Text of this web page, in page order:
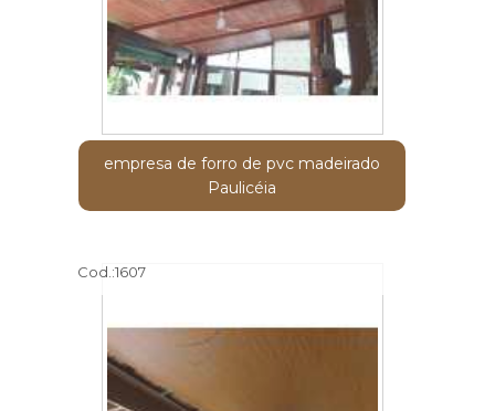
empresa de forro de pvc madeirado
Paulicéia
Cod.:1607